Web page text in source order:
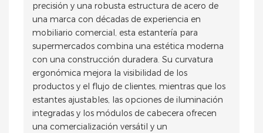
precisión y una robusta estructura de acero de
una marca con décadas de experiencia en
mobiliario comercial, esta estantería para
supermercados combina una estética moderna
con una construcción duradera. Su curvatura
ergonómica mejora la visibilidad de los
productos y el flujo de clientes, mientras que los
estantes ajustables, las opciones de iluminación
integradas y los módulos de cabecera ofrecen
una comercialización versátil y un